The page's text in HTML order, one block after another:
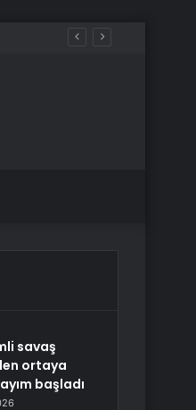
savaş
ortaya
başladı